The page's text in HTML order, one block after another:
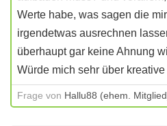
Werte habe, was sagen die
irgendetwas ausrechnen
überhaupt gar keine Ahnung
Würde mich sehr über
Frage von Hallu88 (ehem.